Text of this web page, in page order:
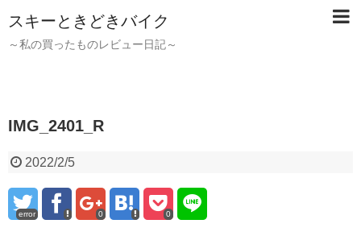
スキーときどきバイク
～私の買ったものレビュー日記～
IMG_2401_R
2022/2/5
error 0 0